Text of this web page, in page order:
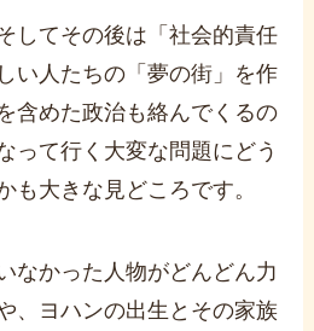
してその後は「社会的責任
い人たちの「夢の街」を作
含めた政治も絡んでくるの
って行く大変な問題にどう
も大きな見どころです。
なかった人物がどんどん力
、ヨハンの出生とその家族